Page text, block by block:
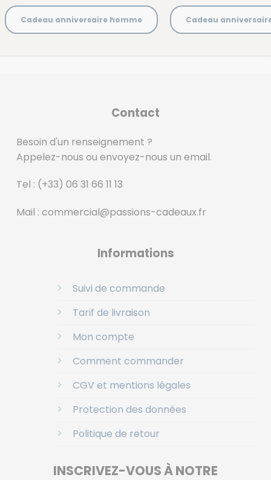
Cadeau anniversaire homme Cadeau
Contact
Besoin d'un renseignement ?
Appelez-nous ou envoyez-nous un email.
Tel : (+33) 06 31 66 11 13
Mail : commercial@passions-cadeaux.fr
Informations
Suivi de commande
Tarif de livraison
Mon compte
Comment commander
CGV et mentions légales
Protection des données
Politique de retour
INSCRIVEZ-VOUS À NOTRE